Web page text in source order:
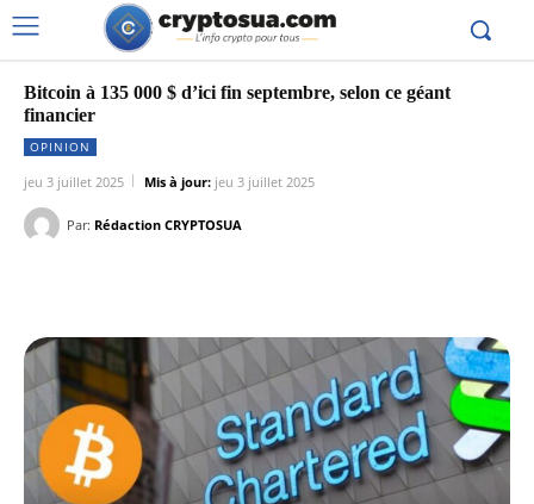
Bitcoin à 135 000 $ d’ici fin septembre, selon ce géant
financier
OPINION
jeu 3 juillet 2025 Mis à jour: jeu 3 juillet 2025
Par: Rédaction CRYPTOSUA